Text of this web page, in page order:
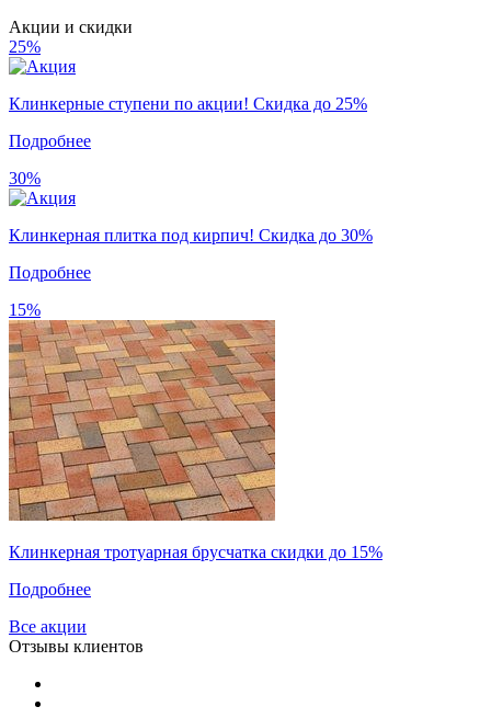
Акции и скидки
25%
Клинкерные ступени по акции! Скидка до 25%
Подробнее
30%
Клинкерная плитка под кирпич! Скидка до 30%
Подробнее
15%
Клинкерная тротуарная брусчатка скидки до 15%
Подробнее
Все акции
Отзывы клиентов